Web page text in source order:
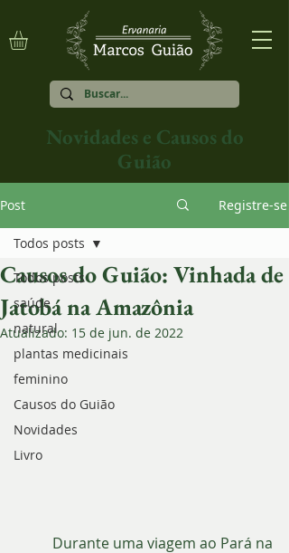
Novidades e Causos do
Guião
Post Registre-se
Todos posts
saúde
natural
plantas medicinais
feminino
Causos do Guião
Novidades
Livro
Todos posts
Causos do Guião: Vinhada de
Jatobá na Amazônia
Atualizado: 15 de jun. de 2022